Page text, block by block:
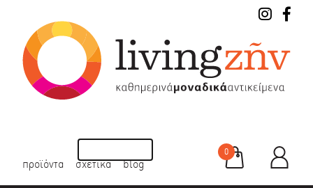
προϊόντα σχετικά blog
0